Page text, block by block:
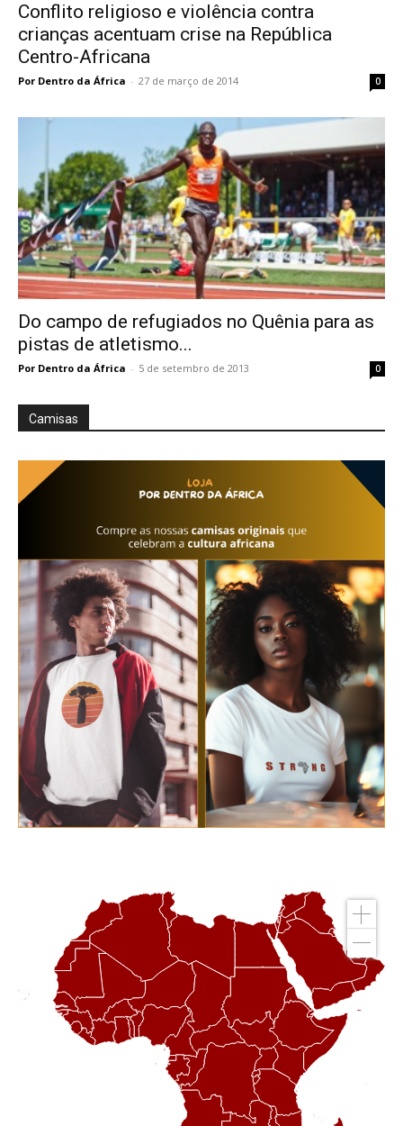
Conflito religioso e violência contra
crianças acentuam crise na República
Centro-Africana
Por Dentro da África - 27 de março de 2014 0
Do campo de refugiados no Quênia para as
pistas de atletismo...
Por Dentro da África - 5 de setembro de 2013 0
Camisas